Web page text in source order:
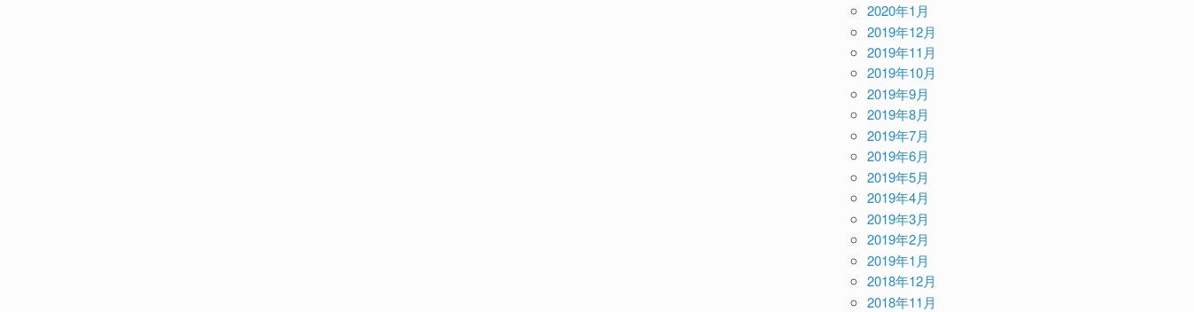
2020年1月
2019年12月
2019年11月
2019年10月
2019年9月
2019年8月
2019年7月
2019年6月
2019年5月
2019年4月
2019年3月
2019年2月
2019年1月
2018年12月
2018年11月